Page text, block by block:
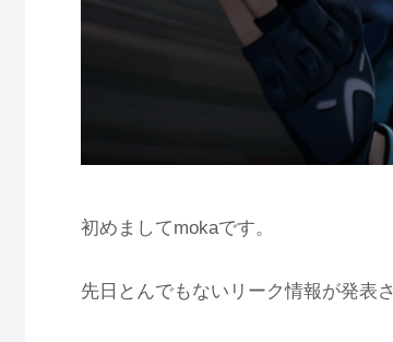
初めましてmokaです。
先日とんでもないリーク情報が発表